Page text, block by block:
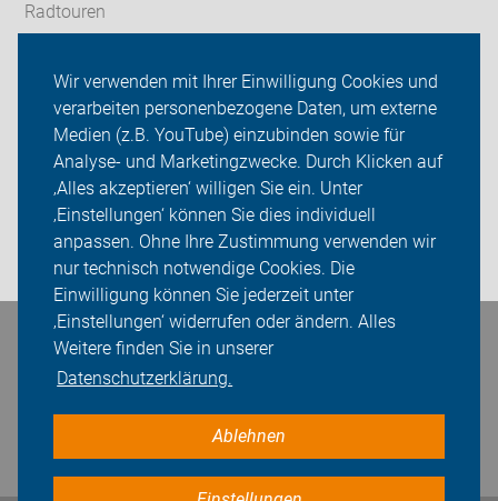
Wir verwenden mit Ihrer Einwilligung Cookies und
verarbeiten personenbezogene Daten, um externe
Medien (z.B. YouTube) einzubinden sowie für
Analyse- und Marketingzwecke. Durch Klicken auf
‚Alles akzeptieren‘ willigen Sie ein. Unter
‚Einstellungen‘ können Sie dies individuell
anpassen. Ohne Ihre Zustimmung verwenden wir
nur technisch notwendige Cookies. Die
Einwilligung können Sie jederzeit unter
‚Einstellungen‘ widerrufen oder ändern. Alles
Weitere finden Sie in unserer
Datenschutzerklärung.
Ablehnen
Radtouren
ADFC Fürth
Sei dabei
Presse
Login
Bleiben Sie in Kontakt